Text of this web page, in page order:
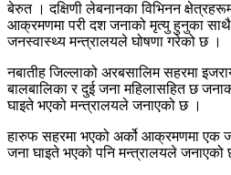
बेरुत । दक्षिणी लेबनानका विभिनन
आक्रमणमा परी दश जनाको मृत्यु हुनुका
जनस्वास्थ्य मन्त्रालयले घोषणा गरेको छ ।
नबातीह जिल्लाको अरबसालिम सहरमा
बालबालिका र दुई जना महिलासहित छ
घाइते भएको मन्त्रालयले जनाएको छ ।
हारुफ सहरमा भएको अर्को आक्रमणमा एक
जना घाइते भएको पनि मन्त्रालयले जनाएको